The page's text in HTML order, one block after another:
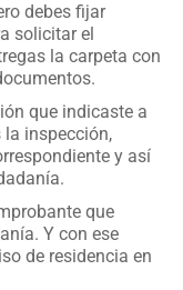
debes fijar
solicitar el
la carpeta con
que indicaste a
la inspección,
y así
que
Y con ese
de residencia en